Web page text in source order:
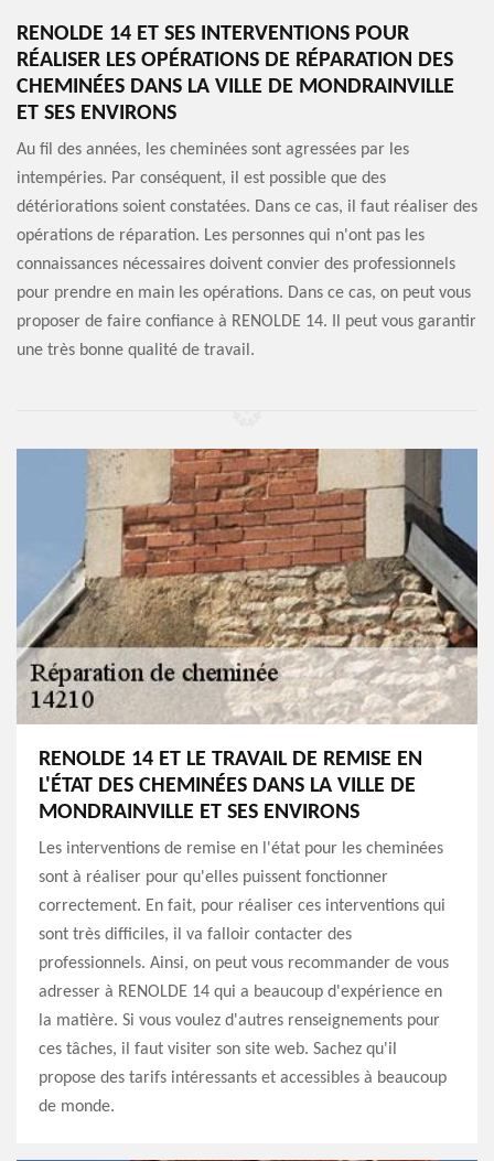
RENOLDE 14 ET SES INTERVENTIONS POUR
RÉALISER LES OPÉRATIONS DE RÉPARATION DES
CHEMINÉES DANS LA VILLE DE MONDRAINVILLE
ET SES ENVIRONS
Au fil des années, les cheminées sont agressées par les
intempéries. Par conséquent, il est possible que des
détériorations soient constatées. Dans ce cas, il faut réaliser des
opérations de réparation. Les personnes qui n'ont pas les
connaissances nécessaires doivent convier des professionnels
pour prendre en main les opérations. Dans ce cas, on peut vous
proposer de faire confiance à RENOLDE 14. Il peut vous garantir
une très bonne qualité de travail.
RENOLDE 14 ET LE TRAVAIL DE REMISE EN
L'ÉTAT DES CHEMINÉES DANS LA VILLE DE
MONDRAINVILLE ET SES ENVIRONS
Les interventions de remise en l'état pour les cheminées
sont à réaliser pour qu'elles puissent fonctionner
correctement. En fait, pour réaliser ces interventions qui
sont très difficiles, il va falloir contacter des
professionnels. Ainsi, on peut vous recommander de vous
adresser à RENOLDE 14 qui a beaucoup d'expérience en
la matière. Si vous voulez d'autres renseignements pour
ces tâches, il faut visiter son site web. Sachez qu'il
propose des tarifs intéressants et accessibles à beaucoup
de monde.